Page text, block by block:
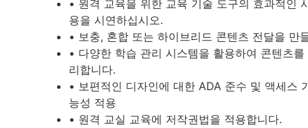
• 원격 교육을 위한 교육 기술 도구의 효과적인
용을 시연하십시오.
• 보충, 혼합 또는 하이브리드 콘텐츠 전달을 만
• 다양한 학습 관리 시스템을 활용하여 콘텐츠를
리합니다.
• 보편적인 디자인에 대한 ADA 준수 및 액세스
능성 적용
• 원격 교실 교육에 저작권법을 적용합니다.